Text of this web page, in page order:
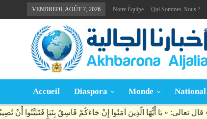
VENDREDI, AOÛT 7, 2026 Notre Équipe Qui Sommes-Nous ?
Accueil Diaspora Monde National